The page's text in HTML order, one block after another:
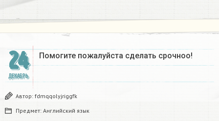
24
ДЕКАБРЬ
Помогите пожалуйста сделать срочноо! ​
Автор: fdmqqolyjriggfk
Предмет: Английский язык